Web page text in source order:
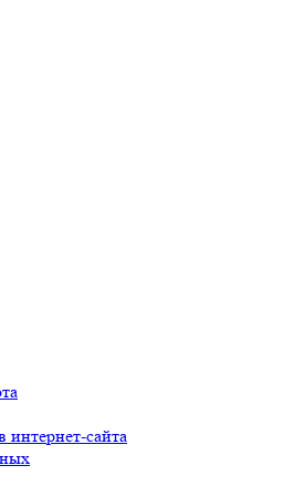
интернет-сайта